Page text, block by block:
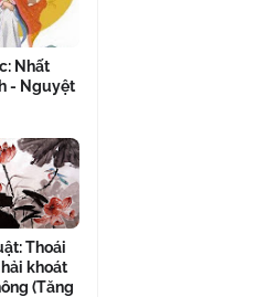
Nhất
- Nguyệt
Thoái
khoát
(Tăng